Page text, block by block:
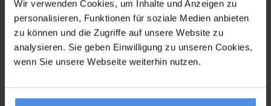
Wir verwenden Cookies, um Inhalte und Anzeigen zu
personalisieren, Funktionen für soziale Medien anbieten
zu können und die Zugriffe auf unsere Website zu
analysieren. Sie geben Einwilligung zu unseren Cookies,
wenn Sie unsere Webseite weiterhin nutzen.
Die Rechnungsvorlage als PDF dient als Ideengeber.
Lässt sie sich bearbeiten und anschließend als
geschützte Version speichern, erspart dies den Schritt
der Dateiumwandlung. Eine kleine Zeitersparnis, die
machen kann.